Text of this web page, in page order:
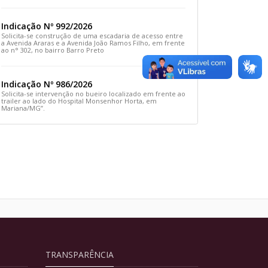
Indicação Nº 992/2026
Solicita-se construção de uma escadaria de acesso entre
a Avenida Araras e a Avenida João Ramos Filho, em frente
ao n° 302, no bairro Barro Preto
Indicação Nº 986/2026
Solicita-se intervenção no bueiro localizado em frente ao
trailer ao lado do Hospital Monsenhor Horta, em
Mariana/MG”.
TRANSPARÊNCIA